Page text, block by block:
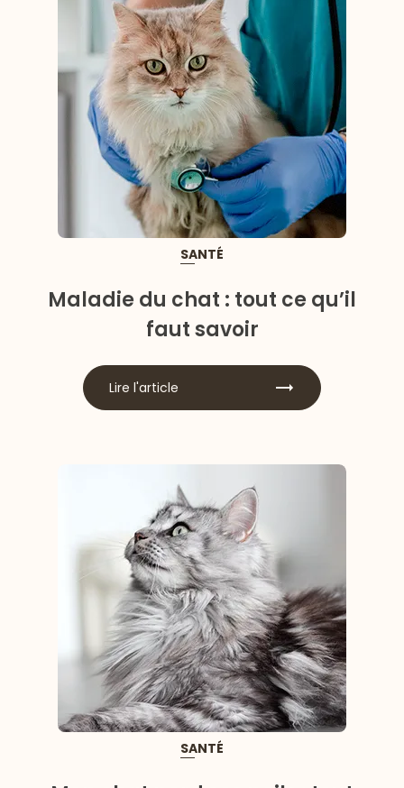
SANTÉ
Maladie du chat : tout ce qu’il
faut savoir
Lire l'article
SANTÉ